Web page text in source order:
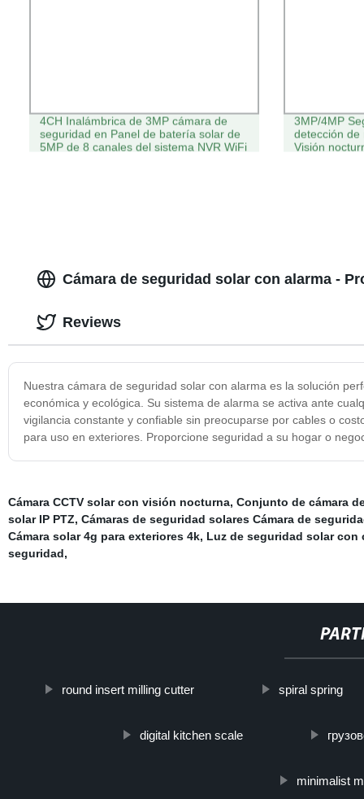
4CH Inalámbrica de 3MP cámara de
seguridad en Panel de batería solar de
5MP de 8 canales del sistema NVR WiFi
3MP/4MP
detección de
Visión
Cámara de seguridad solar con alarma -
Nuestra cámara de seguridad solar con alarma es la solución
económica y ecológica. Su sistema de alarma se activa ante
vigilancia constante y confiable sin preocuparse por cables o
para uso en exteriores. Proporcione seguridad a su hogar o
Reviews
Cámara CCTV solar con visión nocturna, Conjunto de cámara
solar IP PTZ, Cámaras de seguridad solares Cámara de
Cámara solar 4g para exteriores 4k, Luz de seguridad solar con
seguridad,
round insert milling cutter spiral spring
digital kitchen scale
minimalist